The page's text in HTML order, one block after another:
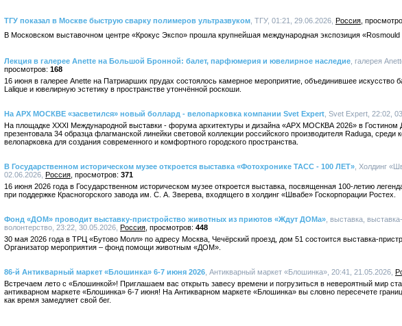
ТГУ показал в Москве быструю сварку полимеров ультразвуком , ТГУ, 01:21, 29.06.2026, Россия
В Московском выставочном центре «Крокус Экспо» прошла крупнейшая международная экспозиция «Rosmould
Лекция в галерее Anette на Большой Бронной: балет, парфюмерия и ювелирное наследие , галерея
168
16 июня в галерее Anette на Патриарших прудах состоялось камерное мероприятие, объединившее искусство
Lalique и ювелирную эстетику в пространстве утончённой роскоши.
На АРХ МОСКВЕ «засветился» новый боллард - велопарковка компании Svet Expert , Svet Expert, 22:02,
На площадке XXXI Международной выставки - форума архитектуры и дизайна «АРХ МОСКВА 2026» в Гостином
презентовала 34 образца флагманской линейки световой коллекции российского производителя Raduga, среди
велопарковка для создания современного и комфортного городского пространства.
В Государственном историческом музее откроется выставка «Фотохронике ТАСС - 100 ЛЕТ» , Холдинг
02.06.2026, Россия
371
16 июня 2026 года в Государственном историческом музее откроется выставка, посвященная 100-летию
при поддержке Красногорского завода им. С. А. Зверева, входящего в холдинг «Швабе» Госкорпорации Ростех.
Фонд «ДОМ» проводит выставку-пристройство животных из приютов «Ждут ДОМа» , выставка,
волонтерство, 23:22, 30.05.2026, Россия
448
30 мая 2026 года в ТРЦ «Бутово Молл» по адресу Москва, Чечёрский проезд, дом 51 состоится выставка-
Организатор мероприятия – фонд помощи животным «ДОМ».
86-й Антикварный маркет «Блошинка» 6-7 июня 2026 , Антикварный маркет «Блошинка», 20:41, 21.05.2026,
Встречаем лето с «Блошинкой»! Приглашаем вас открыть завесу времени и погрузиться в невероятный мир
антикварном маркете «Блошинка» 6-7 июня! На Антикварном маркете «Блошинка» вы словно пересечете
как время замедляет свой бег.